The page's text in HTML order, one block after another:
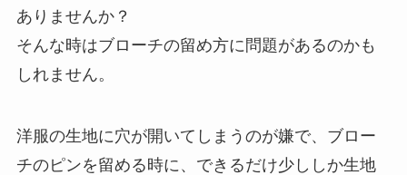
ありませんか？
そんな時はブローチの留め方に問題があるのかも
しれません。
洋服の生地に穴が開いてしまうのが嫌で、ブロー
チのピンを留める時に、できるだけ少ししか生地